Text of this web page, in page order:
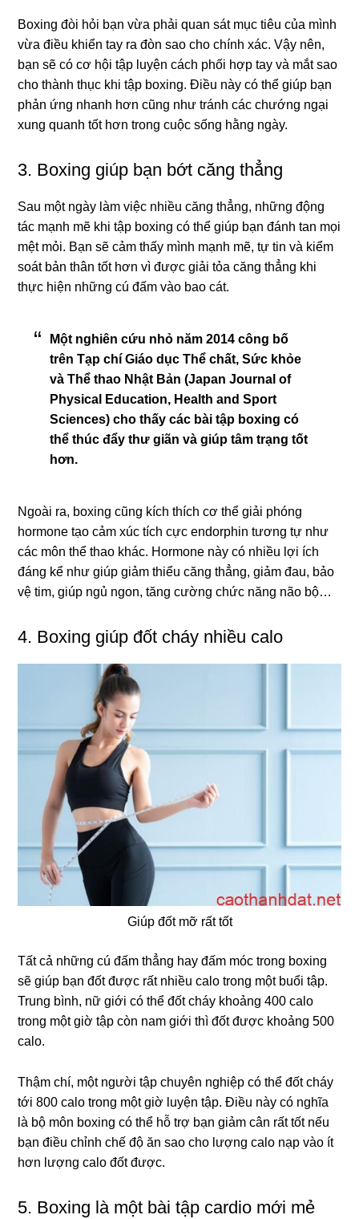
Boxing đòi hỏi bạn vừa phải quan sát mục tiêu của mình
vừa điều khiển tay ra đòn sao cho chính xác. Vậy nên,
bạn sẽ có cơ hội tập luyện cách phối hợp tay và mắt sao
cho thành thục khi tập boxing. Điều này có thể giúp bạn
phản ứng nhanh hơn cũng như tránh các chướng ngại
xung quanh tốt hơn trong cuộc sống hằng ngày.
3. Boxing giúp bạn bớt căng thẳng
Sau một ngày làm việc nhiều căng thẳng, những động
tác mạnh mẽ khi tập boxing có thể giúp bạn đánh tan mọi
mệt mỏi. Bạn sẽ cảm thấy mình mạnh mẽ, tự tin và kiểm
soát bản thân tốt hơn vì được giải tỏa căng thẳng khi
thực hiện những cú đấm vào bao cát.
Một nghiên cứu nhỏ năm 2014 công bố
trên Tạp chí Giáo dục Thể chất, Sức khỏe
và Thể thao Nhật Bản (Japan Journal of
Physical Education, Health and Sport
Sciences) cho thấy các bài tập boxing có
thể thúc đẩy thư giãn và giúp tâm trạng tốt
hơn.
Ngoài ra, boxing cũng kích thích cơ thể giải phóng
hormone tạo cảm xúc tích cực endorphin tương tự như
các môn thể thao khác. Hormone này có nhiều lợi ích
đáng kể như giúp giảm thiểu căng thẳng, giảm đau, bảo
vệ tim, giúp ngủ ngon, tăng cường chức năng não bộ…
4. Boxing giúp đốt cháy nhiều calo
Giúp đốt mỡ rất tốt
Tất cả những cú đấm thẳng hay đấm móc trong boxing
sẽ giúp bạn đốt được rất nhiều calo trong một buổi tập.
Trung bình, nữ giới có thể đốt cháy khoảng 400 calo
trong một giờ tập còn nam giới thì đốt được khoảng 500
calo.
Thậm chí, một người tập chuyên nghiệp có thể đốt cháy
tới 800 calo trong một giờ luyện tập. Điều này có nghĩa
là bộ môn boxing có thể hỗ trợ bạn giảm cân rất tốt nếu
bạn điều chỉnh chế độ ăn sao cho lượng calo nạp vào ít
hơn lượng calo đốt được.
5. Boxing là một bài tập cardio mới mẻ